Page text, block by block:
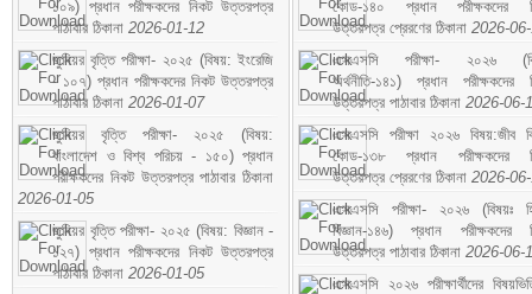
১০৯) প্রধান পরীক্ষকদের নিকট উত্তরপত্র
পাঠাবার ঠিকানা 2026-01-12
জুনিয়র বৃত্তি পরীক্ষা- ২০২৫ (বিষয়: ইংরেজি
- ১০৭) প্রধান পরীক্ষকদের নিকট উত্তরপত্র
পাঠাবার ঠিকানা 2026-01-07
জুনিয়র বৃত্তি পরীক্ষা- ২০২৫ (বিষয়:
বাংলাদেশ ও বিশ্ব পরিচয় - ১৫০) প্রধান
পরীক্ষকদের নিকট উত্তরপত্র পাঠাবার ঠিকানা
2026-01-05
জুনিয়র বৃত্তি পরীক্ষা- ২০২৫ (বিষয়: বিজ্ঞান -
১২৭) প্রধান পরীক্ষকদের নিকট উত্তরপত্র
পাঠাবার ঠিকানা 2026-01-05
কোড-১৪০ প্রধান পরীক্ষকদের
উত্তরপত্র প্রেরণের ঠিকানা 2026-
এসএসসি পরীক্ষা- ২০২৬
অর্থনীতি-১৪১) প্রধান পরীক্ষকদের
উত্তরপত্র পাঠাবার ঠিকানা 2026-06-
এসএসসি পরীক্ষা ২০২৬ বিষয়:জীব
কোড-১৩৮ প্রধান পরীক্ষকদের
উত্তরপত্র প্রেরণের ঠিকানা 2026-
এসএসসি পরীক্ষা- ২০২৬ (বিষয়ঃ
বিজ্ঞান-১৪৬) প্রধান পরীক্ষকদের
উত্তরপত্র পাঠাবার ঠিকানা 2026-06-
এসএসসি ২০২৬ পরীক্ষার্থীদের